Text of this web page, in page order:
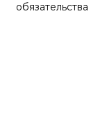
обязательства